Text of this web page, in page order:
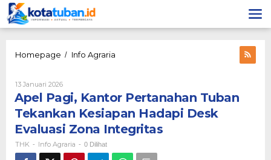
Lewati
ke
konten
Homepage / Info Agraria
Tuban
Tekankan
Kesiapan
Hadapi
Evaluasi
13 Januari 2026Oleh
THK
Apel Pagi, Kantor Pertanahan Tuban
Tekankan Kesiapan Hadapi Desk
Evaluasi Zona Integritas
THK - Info Agraria - 0 Dilihat